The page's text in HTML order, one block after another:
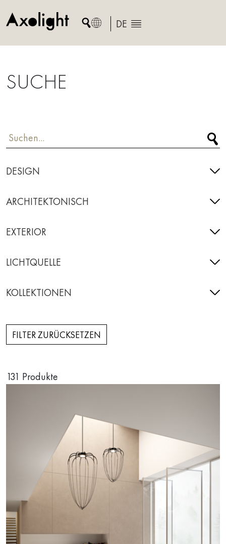
to
DE
SUCHE
DESIGN
ARCHITEKTONISCH
EXTERIOR
LICHTQUELLE
KOLLEKTIONEN
FILTER ZURÜCKSETZEN
131 Produkte